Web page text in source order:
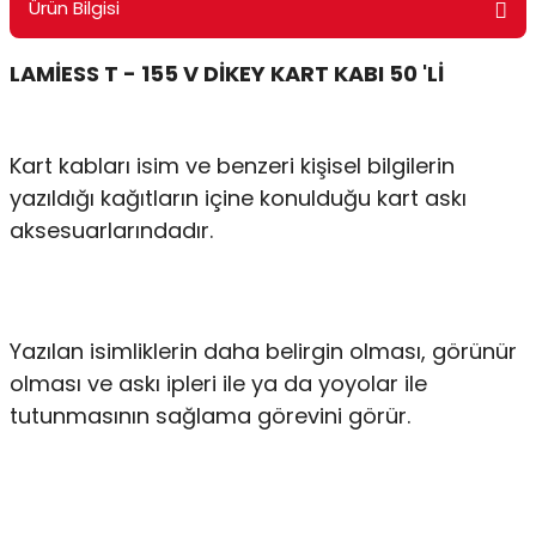
Masaüstü Kalemlikler
Makineleri
& Tel Dikiş Makineleri
Ürün Bilgisi
LAMİESS T - 155 V DİKEY KART KABI 50 'Lİ
Kart kabları isim ve benzeri kişisel bilgilerin
yazıldığı kağıtların içine konulduğu kart askı
aksesuarlarındadır.
Yazılan isimliklerin daha belirgin olması, görünür
olması ve askı ipleri ile ya da yoyolar ile
tutunmasının sağlama görevini görür.